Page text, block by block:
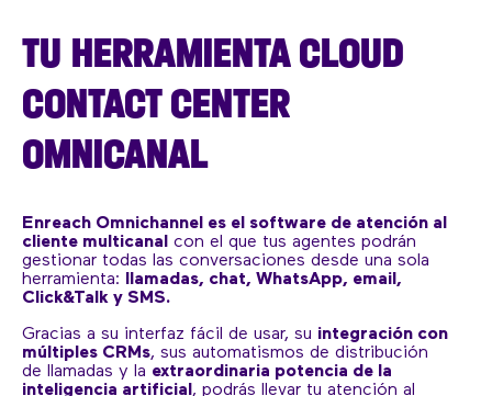
TU HERRAMIENTA CLOUD
CONTACT CENTER
OMNICANAL
Enreach Omnichannel es el software de atención al
cliente multicanal con el que tus agentes podrán
gestionar todas las conversaciones desde una sola
herramienta: llamadas, chat, WhatsApp, email,
Click&Talk y SMS.
Gracias a su interfaz fácil de usar, su integración con
múltiples CRMs, sus automatismos de distribución
de llamadas y la extraordinaria potencia de la
inteligencia artificial, podrás llevar tu atención al